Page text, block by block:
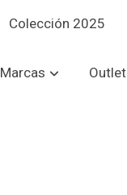
Colección 2025
Marcas Outlet